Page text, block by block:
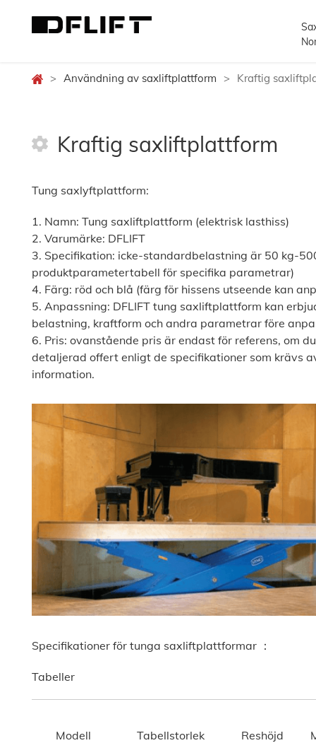
> Användning av saxliftplattform > Kraftig
Kraftig saxliftplattform
Tung saxlyftplattform:
1. Namn: Tung saxliftplattform (elektrisk lasthiss)
2. Varumärke: DFLIFT
3. Specifikation: icke-standardbelastning är 50 kg-
produktparametertabell för specifika parametrar)
4. Färg: röd och blå (färg för hissens utseende kan
5. Anpassning: DFLIFT tung saxliftplattform kan
belastning, kraftform och andra parametrar före
6. Pris: ovanstående pris är endast för referens, om
detaljerad offert enligt de specifikationer som krävs
information.
Specifikationer för tunga saxliftplattformar ：
Tabeller
Modell Tabellstorlek Reshöjd